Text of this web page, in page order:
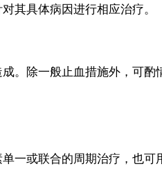
具体病因进行相应治疗。
除一般止血措施外，可酌
或联合的周期治疗，也可